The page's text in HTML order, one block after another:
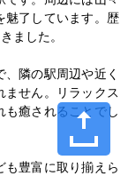
魅了しています。歴
ました。
隣の駅周辺や近く
せん。リラックス
も癒されることでし
も豊富に取り揃えら